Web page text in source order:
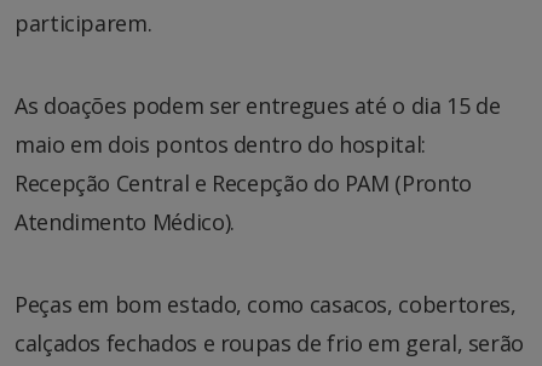
participarem.
As doações podem ser entregues até o dia 15 de
maio em dois pontos dentro do hospital:
Recepção Central e Recepção do PAM (Pronto
Atendimento Médico).
Peças em bom estado, como casacos, cobertores,
calçados fechados e roupas de frio em geral, serão